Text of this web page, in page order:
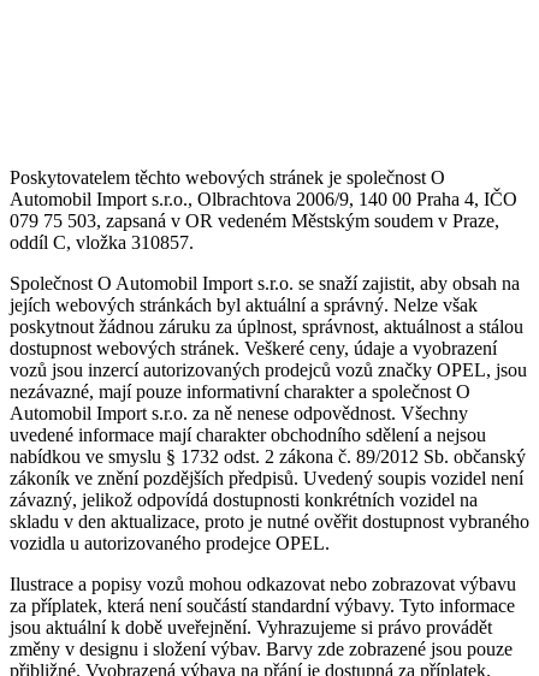
Poskytovatelem těchto webových stránek je společnost O
Automobil Import s.r.o., Olbrachtova 2006/9, 140 00 Praha 4, IČO
079 75 503, zapsaná v OR vedeném Městským soudem v Praze,
oddíl C, vložka 310857.
Společnost O Automobil Import s.r.o. se snaží zajistit, aby obsah na
jejích webových stránkách byl aktuální a správný. Nelze však
poskytnout žádnou záruku za úplnost, správnost, aktuálnost a stálou
dostupnost webových stránek. Veškeré ceny, údaje a vyobrazení
vozů jsou inzercí autorizovaných prodejců vozů značky OPEL, jsou
nezávazné, mají pouze informativní charakter a společnost O
Automobil Import s.r.o. za ně nenese odpovědnost. Všechny
uvedené informace mají charakter obchodního sdělení a nejsou
nabídkou ve smyslu § 1732 odst. 2 zákona č. 89/2012 Sb. občanský
zákoník ve znění pozdějších předpisů. Uvedený soupis vozidel není
závazný, jelikož odpovídá dostupnosti konkrétních vozidel na
skladu v den aktualizace, proto je nutné ověřit dostupnost vybraného
vozidla u autorizovaného prodejce OPEL.
Ilustrace a popisy vozů mohou odkazovat nebo zobrazovat výbavu
za příplatek, která není součástí standardní výbavy. Tyto informace
jsou aktuální k době uveřejnění. Vyhrazujeme si právo provádět
změny v designu i složení výbav. Barvy zde zobrazené jsou pouze
přibližné. Vyobrazená výbava na přání je dostupná za příplatek.